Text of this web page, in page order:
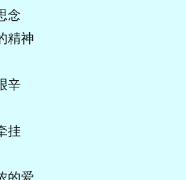
念
精神
辛
挂